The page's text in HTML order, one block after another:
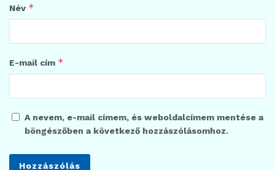
Név *
E-mail cím *
A nevem, e-mail címem, és weboldalcímem mentése a
böngészőben a következő hozzászólásomhoz.